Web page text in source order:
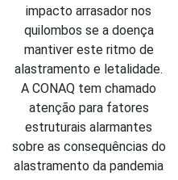
impacto arrasador nos
quilombos se a doença
mantiver este ritmo de
alastramento e letalidade.
A CONAQ tem chamado
atenção para fatores
estruturais alarmantes
sobre as consequências do
alastramento da pandemia